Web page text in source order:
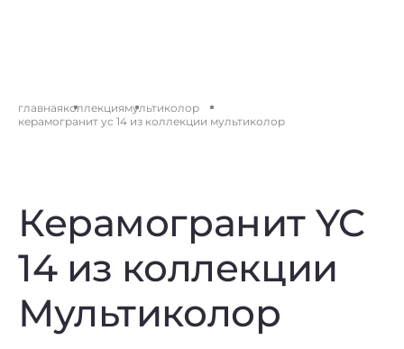
главнаяколлекциямультиколор
керамогранит yc 14 из коллекции мультиколор
Керамогранит YC
14 из коллекции
Мультиколор